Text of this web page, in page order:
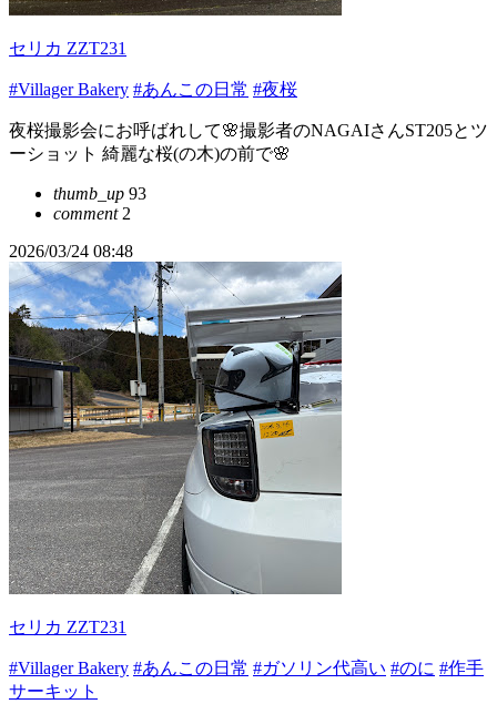
セリカ ZZT231
#Villager Bakery #あんこの日常 #夜桜
夜桜撮影会にお呼ばれして🌸撮影者のNAGAIさんST205とツ
ーショット 綺麗な桜(の木)の前で🌸
thumb_up 93
comment2
2026/03/24 08:48
セリカ ZZT231
#Villager Bakery #あんこの日常 #ガソリン代高い #のに #作手
サーキット